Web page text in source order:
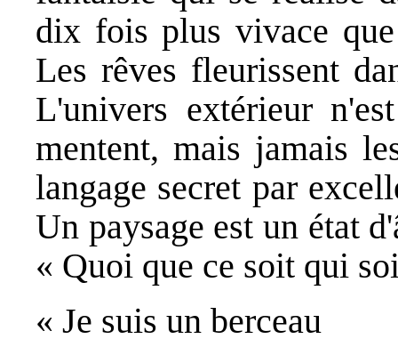
dix fois plus vivace
Les rêves fleurissent
L'univers extérieur
mentent, mais jamais
langage secret par
Un paysage est un état
« Quoi que ce soit qui
« Je suis un berceau